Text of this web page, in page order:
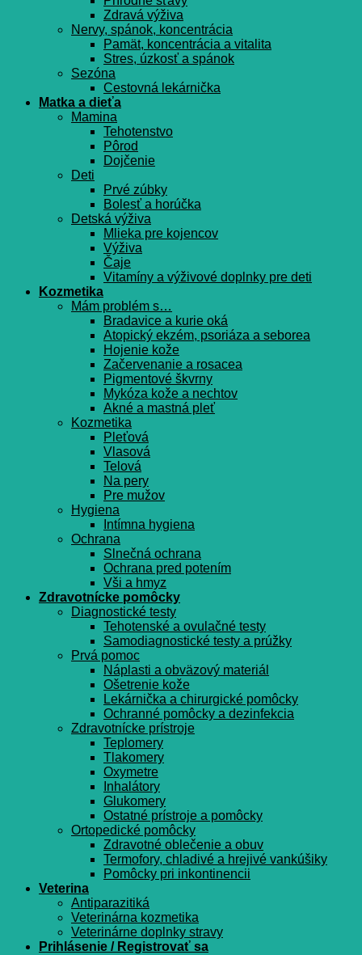
Zdravá výživa
Nervy, spánok, koncentrácia
Pamät, koncentrácia a vitalita
Stres, úzkosť a spánok
Sezóna
Cestovná lekárnička
Matka a dieťa
Mamina
Tehotenstvo
Pôrod
Dojčenie
Deti
Prvé zúbky
Bolesť a horúčka
Detská výživa
Mlieka pre kojencov
Výživa
Čaje
Vitamíny a výživové doplnky pre deti
Kozmetika
Mám problém s…
Bradavice a kurie oká
Atopický ekzém, psoriáza a seborea
Hojenie kože
Začervenanie a rosacea
Pigmentové škvrny
Mykóza kože a nechtov
Akné a mastná pleť
Kozmetika
Pleťová
Vlasová
Telová
Na pery
Pre mužov
Hygiena
Intímna hygiena
Ochrana
Slnečná ochrana
Ochrana pred potením
Vši a hmyz
Zdravotnícke pomôcky
Diagnostické testy
Tehotenské a ovulačné testy
Samodiagnostické testy a prúžky
Prvá pomoc
Náplasti a obväzový materiál
Ošetrenie kože
Lekárnička a chirurgické pomôcky
Ochranné pomôcky a dezinfekcia
Zdravotnícke prístroje
Teplomery
Tlakomery
Oxymetre
Inhalátory
Glukomery
Ostatné prístroje a pomôcky
Ortopedické pomôcky
Zdravotné oblečenie a obuv
Termofory, chladivé a hrejivé vankúšiky
Pomôcky pri inkontinencii
Veterina
Antiparazitiká
Veterinárna kozmetika
Veterinárne doplnky stravy
Prihlásenie / Registrovať sa